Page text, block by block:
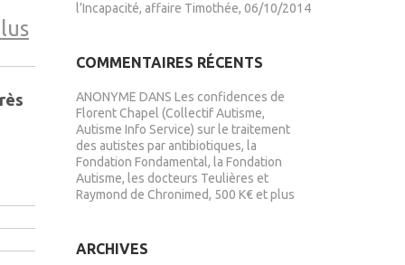
l’Incapacité, affaire Timothée, 06/10/2014
COMMENTAIRES RÉCENTS
ANONYME DANS Les confidences de
Florent Chapel (Collectif Autisme,
Autisme Info Service) sur le traitement
des autistes par antibiotiques, la
Fondation Fondamental, la Fondation
Autisme, les docteurs Teulières et
Raymond de Chronimed, 500 K€ et plus
ARCHIVES